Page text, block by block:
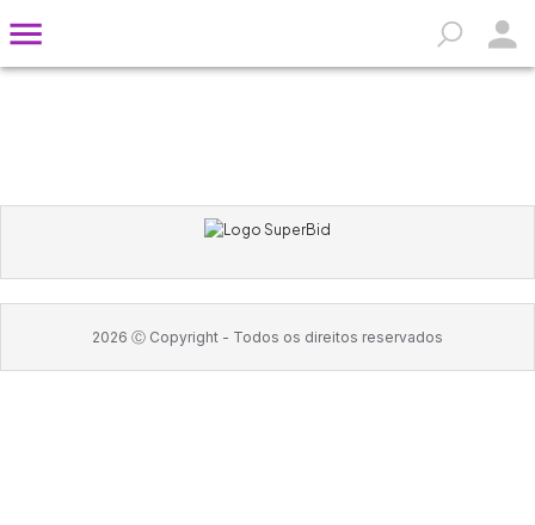
2026 Ⓒ Copyright - Todos os direitos reservados